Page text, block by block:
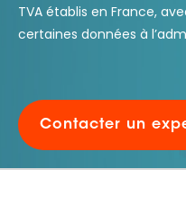
Nos partenaires
TVA établis en France,
certaines données à
Contacter un